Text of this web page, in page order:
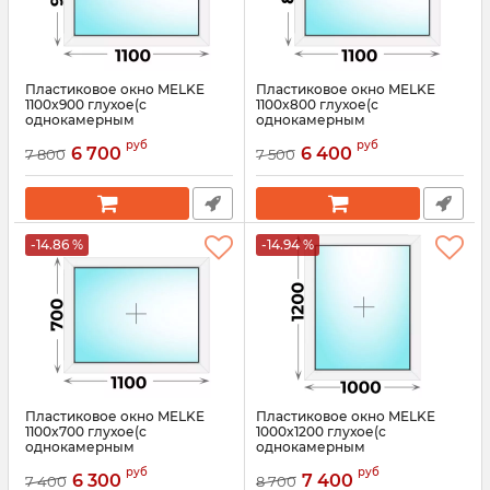
Пластиковое окно MELKE
1100x900 глухое(с
однокамерным
Артикул: 3570
7 800 6 700 руб
Пластиковое окно MELKE
1100x800 глухое(с
однокамерным
Артикул: 3569
7 500 6 400 руб
-14.86 %
Пластиковое окно MELKE
1100x700 глухое(с
однокамерным
Артикул: 3568
7 400 6 300 руб
-14.94 %
Пластиковое окно MELKE
1000x1200 глухое(с
однокамерным
Артикул: 3567
8 700 7 400 руб